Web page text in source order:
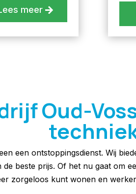
meer
Oud-
een ontstoppingsdienst. Wij
de beste prijs. Of het nu gaat
zorgeloos kunt wonen en